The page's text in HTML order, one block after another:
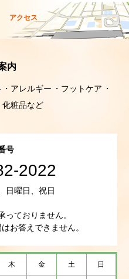
アクセス
内
アレルギー
フットケア
化粧品など
号
2022
日曜日、祝日
っておりません。
お答えできません。
木 金 土 日